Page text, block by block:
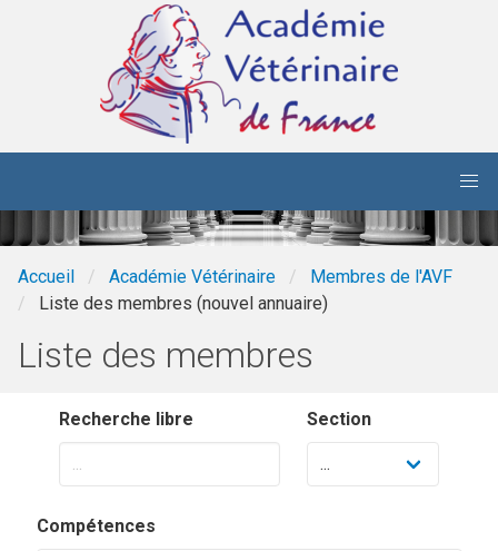
Aller au contenu principal
Accueil Académie Vétérinaire
Membres de l'AVF
Liste des membres (nouvel annuaire)
Liste des membres
Recherche libre Section
Compétences